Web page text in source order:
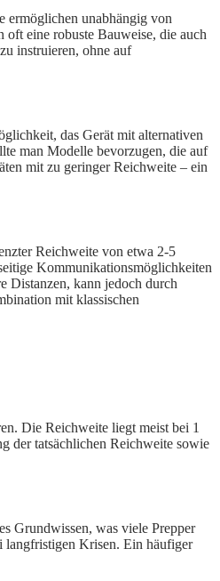
ermöglichen unabhängig von
eine robuste Bauweise, die auch
instruieren, ohne auf
das Gerät mit alternativen
man Modelle bevorzugen, die auf
mit zu geringer Reichweite – ein
Reichweite von etwa 2-5
Kommunikationsmöglichkeiten
Distanzen, kann jedoch durch
mit klassischen
Die Reichweite liegt meist bei 1
der tatsächlichen Reichweite sowie
Grundwissen, was viele Prepper
langfristigen Krisen. Ein häufiger